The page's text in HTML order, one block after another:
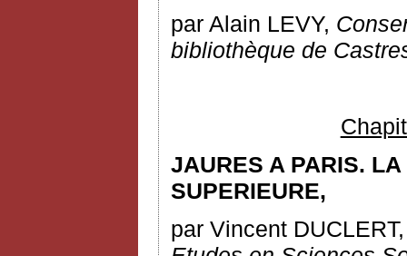
par Alain LEVY,
bibliothèque de
JAURES A PARIS.
SUPERIEURE,
par Vincent